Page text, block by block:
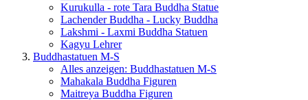
Kurukulla - rote Tara Buddha Statue
Lachender Buddha - Lucky Buddha
Lakshmi - Laxmi Buddha Statuen
Kagyu Lehrer
Buddhastatuen M-S
Alles anzeigen: Buddhastatuen M-S
Mahakala Buddha Figuren
Maitreya Buddha Figuren